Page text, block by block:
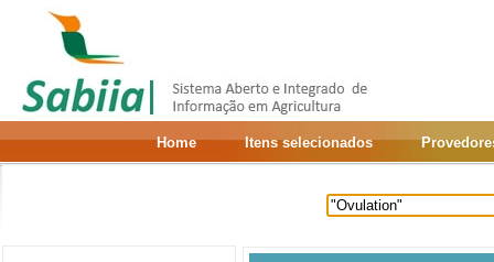
Home Itens selecionados